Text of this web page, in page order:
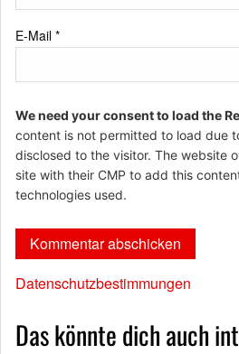
E-Mail *
We need your consent to load the
content is not permitted to load due
disclosed to the visitor. The website
site with their CMP to add this
technologies used.
Datenschutzbestimmungen
Das könnte dich auch